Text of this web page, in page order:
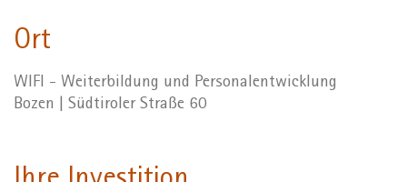
Ort
WIFI - Weiterbildung und Personalentwicklung
Bozen | Südtiroler Straße 60